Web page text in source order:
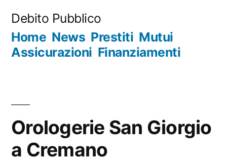
contenuto
Debito Pubblico
Home News Prestiti Mutui
Assicurazioni Finanziamenti
Orologerie San Giorgio
a Cremano